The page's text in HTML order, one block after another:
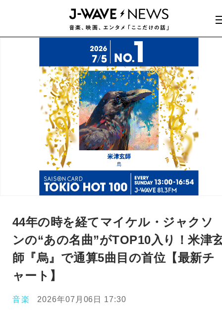
44年の時を経てマイケル・ジャクソ
ンの“あの名曲”がTOP10入り！米津
師『烏』で通算5曲目の首位【最新チ
ャート】
音楽 2026年07月06日 17:30